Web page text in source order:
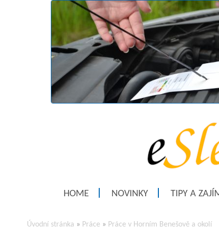
HOME NOVINKY TIPY A
Úvodní stránka » Práce » Práce v Horním Benešově a okolí